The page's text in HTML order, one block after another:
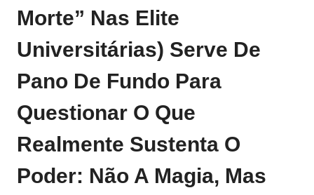
Morte” Nas Elite
Universitárias) Serve De
Pano De Fundo Para
Questionar O Que
Realmente Sustenta O
Poder: Não A Magia, Mas